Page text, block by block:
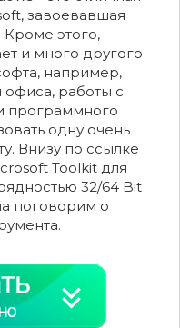
завоевавшая
этого,
и много другого
например,
офиса, работы с
программного
одну очень
Внизу по ссылке
Toolkit для
32/64 Bit
поговорим о